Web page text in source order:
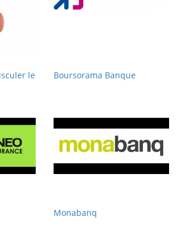
le
Boursorama Banque
Monabanq